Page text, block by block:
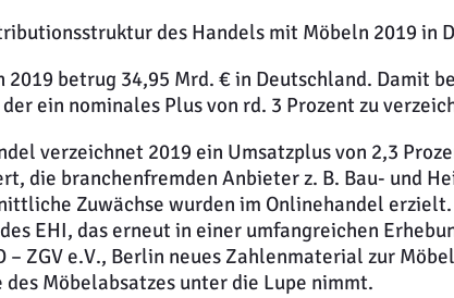
des Handels mit Möbeln 2019 in
2019 betrug 34,95 Mrd. € in Deutschland. Damit
ein nominales Plus von rd. 3 Prozent zu
verzeichnet 2019 ein Umsatzplus von 2,3
die branchenfremden Anbieter z. B. Bau- und
Zuwächse wurden im Onlinehandel
EHI, das erneut in einer umfangreichen
– ZGV e.V., Berlin neues Zahlenmaterial zur
Möbelabsatzes unter die Lupe nimmt.